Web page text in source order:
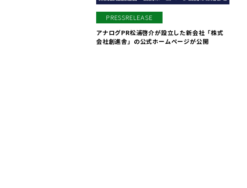
PRESSRELEASE
アナログPR松浦啓介が設立した新会社「株式
会社創進舎」の公式ホームページが公開